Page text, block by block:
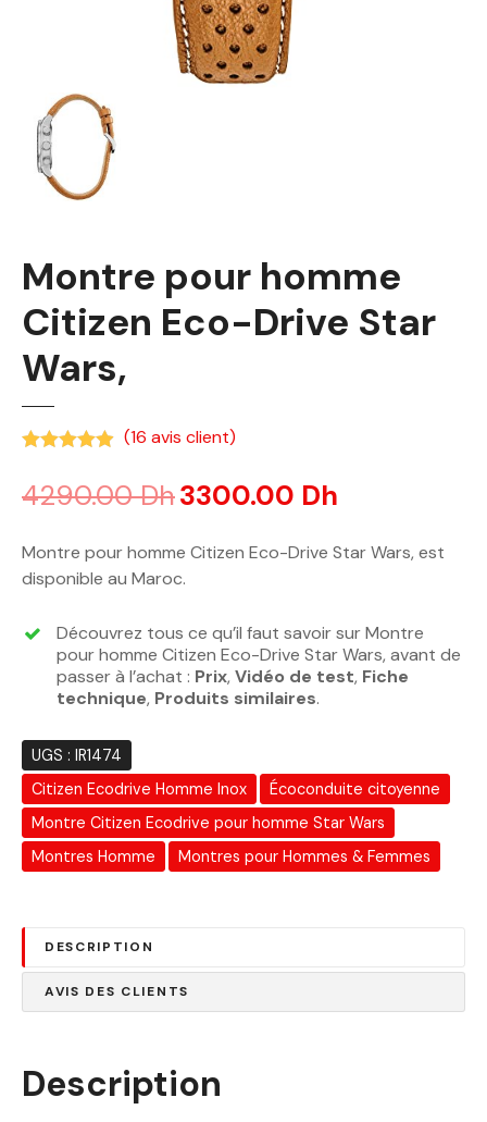
Montre pour homme
Citizen Eco-Drive Star
Wars,
(16 avis client)
4290.00Dh3300.00 Dh
Montre pour homme Citizen Eco-Drive Star Wars, est
disponible au Maroc.
Découvrez tous ce qu’il faut savoir sur Montre
pour homme Citizen Eco-Drive Star Wars, avant de
passer à l’achat : Prix, Vidéo de test, Fiche
technique, Produits similaires.
UGS : IR1474
Citizen Ecodrive Homme Inox
Écoconduite citoyenne
Montre Citizen Ecodrive pour homme Star Wars
Montres Homme
Montres pour Hommes & Femmes
DESCRIPTION
AVIS DES CLIENTS
Description